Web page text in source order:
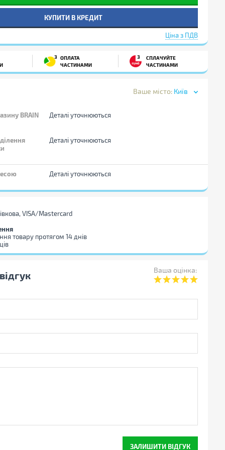
КУПИТИ В КРЕДИТ
Ціна з ПДВ
3 ОПЛАТА
ЧАСТИНАМИ
3
СПЛАЧУЙТЕ
ЧАСТИНАМИ
Ваше місто: Київ
BRAIN Деталі уточнюються
Деталі уточнюються
Деталі уточнюються
VISA/Mastercard
товару протягом 14 днів
Ваша оцінка:
ЗАЛИШИТИ ВІДГУК